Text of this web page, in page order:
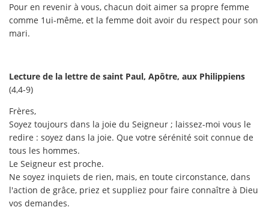
Pour en revenir à vous, chacun doit aimer sa propre femme
comme 1ui-même, et la femme doit avoir du respect pour son
mari.
Lecture de la lettre de saint Paul, Apôtre, aux Philippiens
(4,4-9)
Frères,
Soyez toujours dans la joie du Seigneur ; laissez-moi vous le
redire : soyez dans la joie. Que votre sérénité soit connue de
tous les hommes.
Le Seigneur est proche.
Ne soyez inquiets de rien, mais, en toute circonstance, dans
l'action de grâce, priez et suppliez pour faire connaître à Dieu
vos demandes.